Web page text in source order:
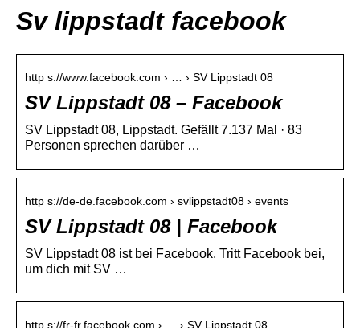
Sv lippstadt facebook
http s://www.facebook.com › … › SV Lippstadt 08
SV Lippstadt 08 – Facebook
SV Lippstadt 08, Lippstadt. Gefällt 7.137 Mal · 83
Personen sprechen darüber …
http s://de-de.facebook.com › svlippstadt08 › events
SV Lippstadt 08 | Facebook
SV Lippstadt 08 ist bei Facebook. Tritt Facebook bei,
um dich mit SV …
http s://fr-fr.facebook.com › … › SV Lippstadt 08